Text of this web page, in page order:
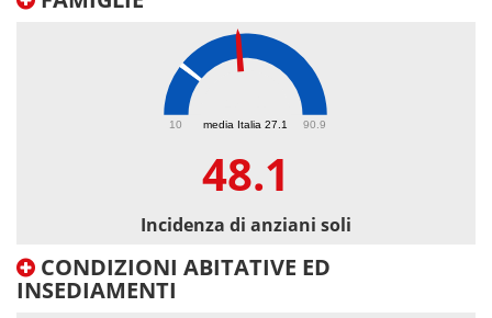
media Italia 27.1
10 90.9
48.1
Incidenza di anziani soli
CONDIZIONI ABITATIVE ED
INSEDIAMENTI